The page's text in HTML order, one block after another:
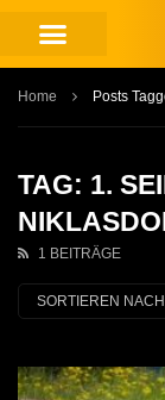
Home Posts
TAG: 1.
1 BEITRÄGE
SORTIEREN